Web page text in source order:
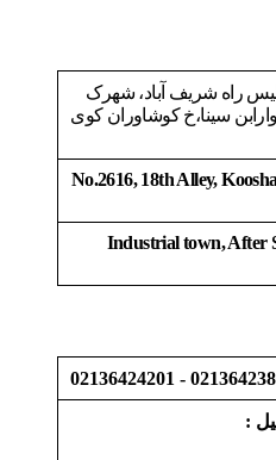
راه شریف آباد، شهرک
سینا،خ کوشاوران کوی
No.2616, 18th Alley,
Industrial town, After
ایمیل :